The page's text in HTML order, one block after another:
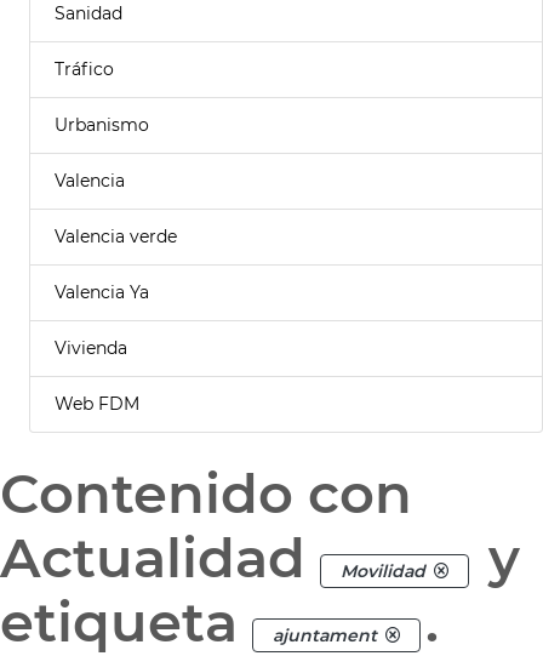
Sanidad
Tráfico
Urbanismo
Valencia
Valencia verde
Valencia Ya
Vivienda
Web FDM
Contenido con
Actualidad
Movilidad
y
etiqueta
ajuntament .